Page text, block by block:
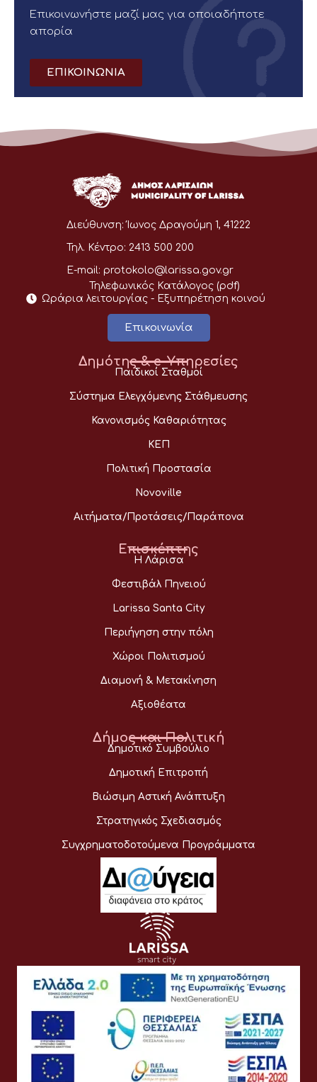
Επικοινωνήστε μαζί μας για οποιαδήποτε
απορία
ΕΠΙΚΟΙΝΩΝΙΑ
Διεύθυνση: Ίωνος Δραγούμη 1, 41222
Τηλ. Κέντρο: 2413 500 200
E-mail: protokolo@larissa.gov.gr
Τηλεφωνικός Κατάλογος (pdf)
Ωράρια λειτουργίας - Eξυπηρέτηση κοινού
Επικοινωνία
Δημότης & e-Υπηρεσίες
Παιδικοί Σταθμοί
Σύστημα Ελεγχόμενης Στάθμευσης
Κανονισμός Καθαριότητας
ΚΕΠ
Πολιτική Προστασία
Novoville
Αιτήματα/Προτάσεις/Παράπονα
Επισκέπτης
Η Λάρισα
Φεστιβάλ Πηνειού
Larissa Santa City
Περιήγηση στην πόλη
Χώροι Πολιτισμού
Διαμονή & Μετακίνηση
Αξιοθέατα
Δήμος και Πολιτική
Δημοτικό Συμβούλιο
Δημοτική Επιτροπή
Βιώσιμη Αστική Ανάπτυξη
Στρατηγικός Σχεδιασμός
Συγχρηματοδοτούμενα Προγράμματα